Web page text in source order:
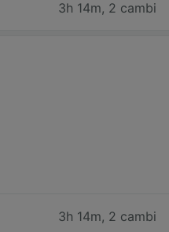
3h 14m, 2 cambi
3h 14m, 2 cambi